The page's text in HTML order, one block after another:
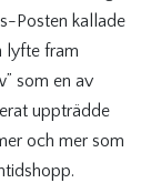
Posten kallade
lyfte fram
som en av
uppträdde
och mer som